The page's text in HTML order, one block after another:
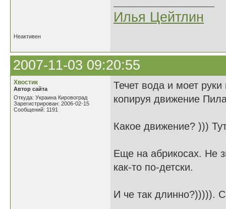
Илья Цейтлин
Неактивен
2007-11-03 09:20:55
Хвостик
Автор сайта
Откуда: Украина Кировоград
Зарегистрирован: 2006-02-15
Сообщений: 1191
Течет вода и моет руки
копируя движение
Какое движение? )))
Еще на абрикосах. Не
как-то по-детски.
И че так длинно?))))).